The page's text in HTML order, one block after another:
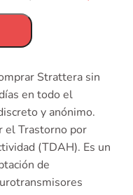
Strattera sin
en todo el
y anónimo.
el Trastorno por
(TDAH). Es un
de